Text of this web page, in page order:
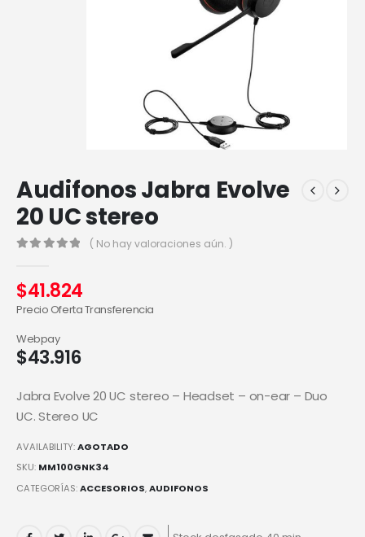
Audifonos Jabra Evolve
20 UC stereo
( No hay valoraciones aún. )
$41.824
Precio Oferta Transferencia
$43.916
Webpay
Jabra Evolve 20 UC stereo – Headset – on-ear – Duo
UC. Stereo UC
AVAILABILITY:AGOTADO
SKU: MM100GNK34
CATEGORÍAS:ACCESORIOS,AUDIFONOS